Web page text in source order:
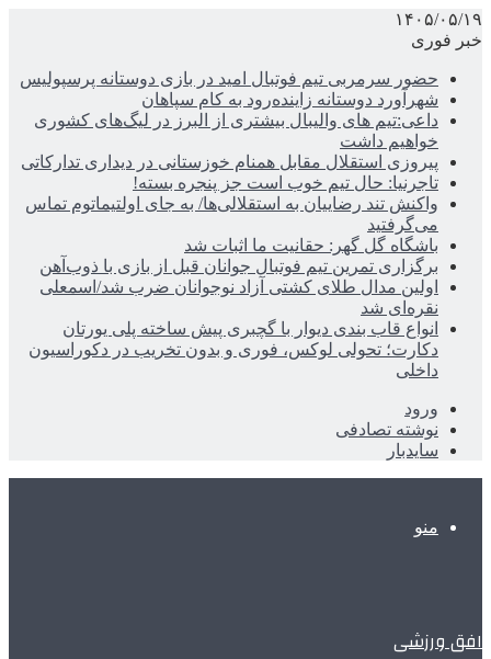
۱۴۰۵/۰۵/۱۹
خبر فوری
حضور سرمربی تیم فوتبال امید در بازی دوستانه پرسپولیس
شهرآورد دوستانه زاینده‌رود به کام سپاهان
داعی:تیم های والیبال بیشتری از البرز در لیگ‌های کشوری
خواهیم داشت
پیروزی استقلال مقابل همنام خوزستانی در دیداری تدارکاتی
تاجرنیا: حال تیم خوب است جز پنجره بسته!
واکنش تند رضاییان به استقلالی‌ها/ به جای اولتیماتوم تماس
می‌گرفتید
باشگاه گل گهر: حقانیت ما اثبات شد
برگزاری تمرین تیم فوتبال جوانان قبل از بازی با ذوب‌آهن
اولین مدال طلای کشتی آزاد نوجوانان ضرب شد/اسمعلی
نقره‌ای شد
انواع قاب بندی دیوار با گچبری پیش ساخته پلی یورتان
دکارت؛ تحولی لوکس، فوری و بدون تخریب در دکوراسیون
داخلی
ورود
نوشته تصادفی
سایدبار
منو
افق ورزشی